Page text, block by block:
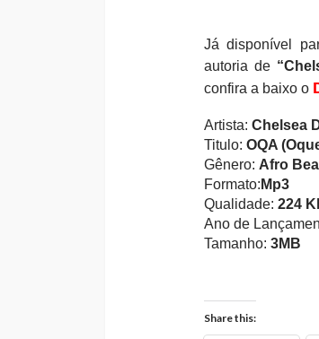
Já disponível
autoria de
confira a baixo o
Artista: Chelsea
Titulo: OQA
Gênero: Afro
Formato: Mp3
Qualidade: 224
Ano de
Tamanho: 3MB
Share this: